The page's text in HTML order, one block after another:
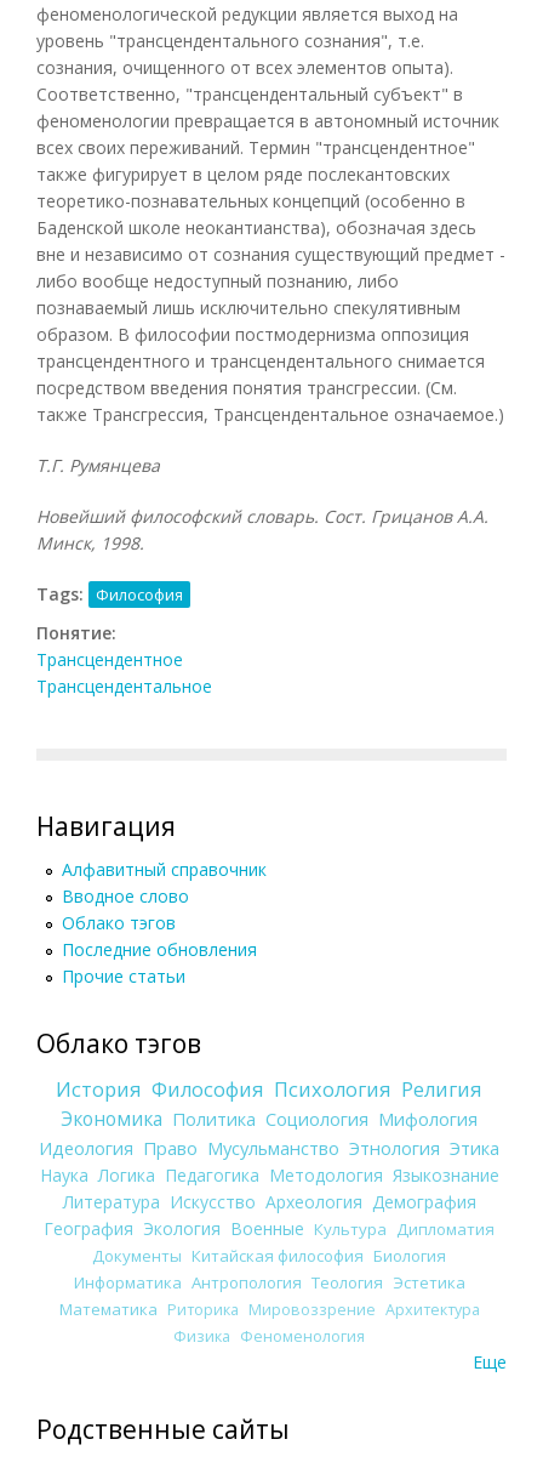
феноменологической редукции является выход на
уровень "трансцендентального сознания", т.е.
сознания, очищенного от всех элементов опыта).
Соответственно, "трансцендентальный субъект" в
феноменологии превращается в автономный источник
всех своих переживаний. Термин "трансцендентное"
также фигурирует в целом ряде послекантовских
теоретико-познавательных концепций (особенно в
Баденской школе неокантианства), обозначая здесь
вне и независимо от сознания существующий предмет -
либо вообще недоступный познанию, либо
познаваемый лишь исключительно спекулятивным
образом. В философии постмодернизма оппозиция
трансцендентного и трансцендентального снимается
посредством введения понятия трансгрессии. (См.
также Трансгрессия, Трансцендентальное означаемое.)
Т.Г. Румянцева
Новейший философский словарь. Сост. Грицанов А.А.
Минск, 1998.
Tags: Философия
Понятие:
Трансцендентное
Трансцендентальное
Навигация
Алфавитный справочник
Вводное слово
Облако тэгов
Последние обновления
Прочие статьи
Облако тэгов
История Философия Психология Религия
Экономика Политика Социология Мифология
Идеология Право Мусульманство Этнология Этика
Наука Логика Педагогика Методология Языкознание
Литература Искусство Археология Демография
География Экология Военные Культура
Дипломатия
Документы Китайская философия Биология
Информатика Антропология Теология Эстетика
Математика Риторика Мировоззрение Архитектура
Физика Феноменология
Еще
Родственные сайты